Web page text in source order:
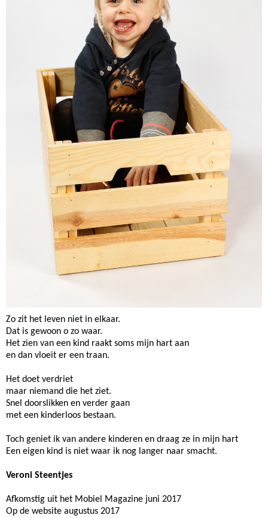
Zo zit het leven niet in elkaar.
Dat is gewoon o zo waar.
Het zien van een kind raakt soms mijn hart aan
en dan vloeit er een traan.
Het doet verdriet
maar niemand die het ziet.
Snel doorslikken en verder gaan
met een kinderloos bestaan.
Toch geniet ik van andere kinderen en draag ze in mijn hart
Een eigen kind is niet waar ik nog langer naar smacht.
Veroni Steentjes
Afkomstig uit het Mobiel Magazine juni 2017
Op de website augustus 2017